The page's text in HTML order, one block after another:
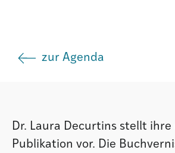
Istituto
Atlas GR
zur Agenda
Dr. Laura Decurtins stellt ihre
Publikation vor. Die